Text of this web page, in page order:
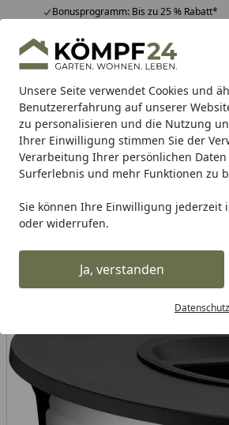
Unsere Seite verwendet Cookies und
Benutzererfahrung auf unserer
zu personalisieren und die Nutzung
Ihrer Einwilligung stimmen Sie der
Verarbeitung Ihrer persönlichen
Surferlebnis und mehr Funktionen zu
Sie können Ihre Einwilligung jederzeit
oder widerrufen.
Ja, verstanden
Datenschutz
Bonusprogramm: Bis zu 25 % Rabatt*
Hotline07051 / 9 22 22
Mo-Fr. 8-16 Uhr 25.963
Alle Produkte
Alle ProdukteHighlights Tipps
WMF Töpfe Pfannen
Karibu
Dein
WMF Küchenhelfer WMF